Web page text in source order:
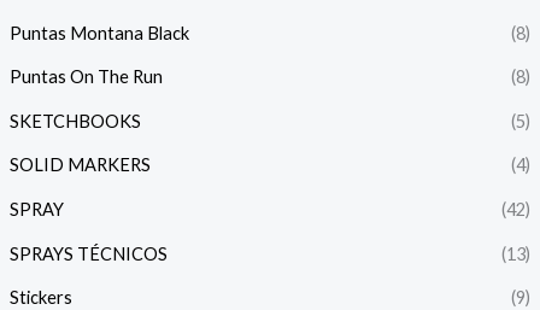
Puntas Montana Black (8)
Puntas On The Run (8)
SKETCHBOOKS (5)
SOLID MARKERS (4)
SPRAY (42)
SPRAYS TÉCNICOS (13)
Stickers (9)